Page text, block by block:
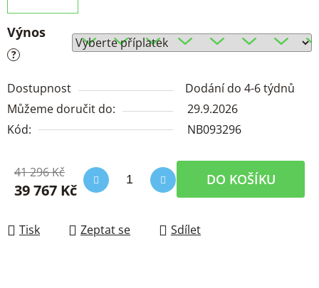
Výnos
?
Dostupnost
Dodání do 4-6 týdnů
Můžeme doručit do:
29.9.2026
Kód:
NB093296
41 296 Kč
39 767 Kč
DO KOŠÍKU
Tisk Zeptat se Sdílet